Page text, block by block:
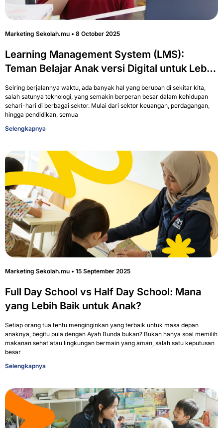
Learning Management System (LMS):
Teman Belajar Anak versi Digital untuk Lebih
Mandiri
Marketing Sekolah.mu 8 October 2025
Seiring berjalannya waktu, ada banyak hal yang berubah di sekitar kita,
salah satunya teknologi, yang semakin berperan besar dalam kehidupan
sehari-hari di berbagai sektor. Mulai dari sektor keuangan, perdagangan,
hingga pendidikan, semua
Selengkapnya
Full Day School vs Half Day School: Mana
yang Lebih Baik untuk Anak?
Marketing Sekolah.mu 15 September 2025
Setiap orang tua tentu menginginkan yang terbaik untuk masa depan
anaknya, begitu pula dengan Ayah Bunda bukan? Bukan hanya soal memilih
makanan sehat atau lingkungan bermain yang aman, salah satu keputusan
besar
Selengkapnya